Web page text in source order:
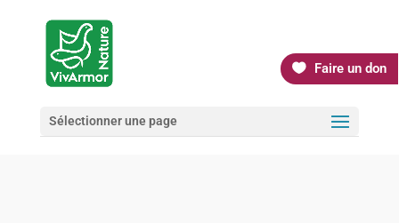
Faire un don
Sélectionner une page